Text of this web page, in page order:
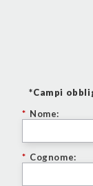
*Campi
* Nome:
* Cognome: